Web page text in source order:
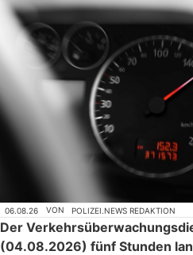
06.08.26 VON POLIZEI.NEWS REDAKTION
Der
(04.08.2026) fünf Stunden